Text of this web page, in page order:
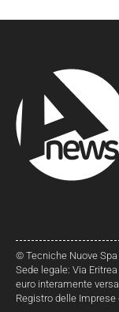
© Tecniche Nuove Spa
Sede legale: Via
euro interamente
Registro delle Imprese